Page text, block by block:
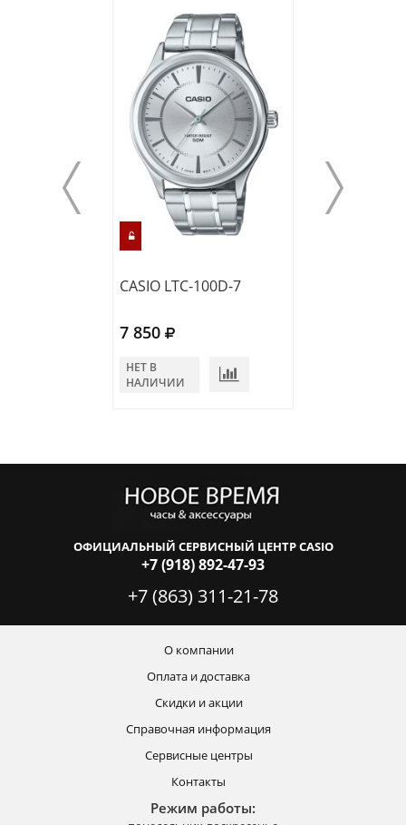
CASIO LTC-100D-7
7 850
НЕТ В
НАЛИЧИИ
ОФИЦИАЛЬНЫЙ СЕРВИСНЫЙ ЦЕНТР CASIO
+7 (918) 892-47-93
+7 (863) 311-21-78
О компании
Оплата и доставка
Скидки и акции
Справочная информация
Сервисные центры
Контакты
Режим работы: